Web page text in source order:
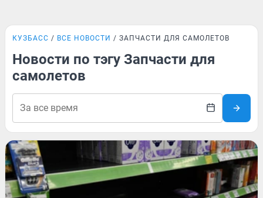
КУЗБАСС ВСЕ НОВОСТИ ЗАПЧАСТИ ДЛЯ САМОЛЕТОВ
Новости по тэгу Запчасти для
самолетов